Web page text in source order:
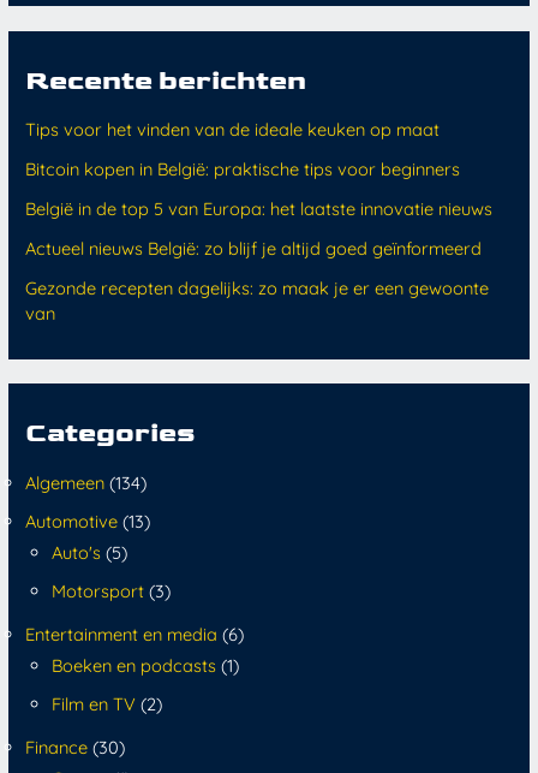
Recente berichten
Tips voor het vinden van de ideale keuken op maat
Bitcoin kopen in België: praktische tips voor beginners
België in de top 5 van Europa: het laatste innovatie nieuws
Actueel nieuws België: zo blijf je altijd goed geïnformeerd
Gezonde recepten dagelijks: zo maak je er een gewoonte
van
Categories
Algemeen (134)
Automotive (13)
Auto's(5)
Motorsport(3)
Entertainment en media (6)
Boeken en podcasts(1)
Film en TV (2)
Finance (30)